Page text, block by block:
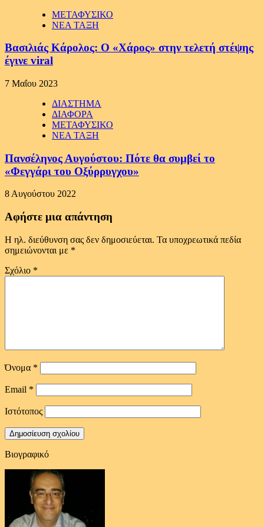
ΜΕΤΑΦΥΣΙΚΟ
ΝΕΑ ΤΑΞΗ
Βασιλιάς Κάρολος: Ο «Χάρος» στην τελετή στέψης
έγινε viral
7 Μαΐου 2023
ΔΙΑΣΤΗΜΑ
ΔΙΑΦΟΡΑ
ΜΕΤΑΦΥΣΙΚΟ
ΝΕΑ ΤΑΞΗ
Πανσέληνος Αυγούστου: Πότε θα συμβεί το
«Φεγγάρι του Οξύρρυγχου»
8 Αυγούστου 2022
Αφήστε μια απάντηση
Η ηλ. διεύθυνση σας δεν δημοσιεύεται. Τα υποχρεωτικά πεδία
σημειώνονται με *
Σχόλιο *
Όνομα *
Email *
Ιστότοπος
Βιογραφικό